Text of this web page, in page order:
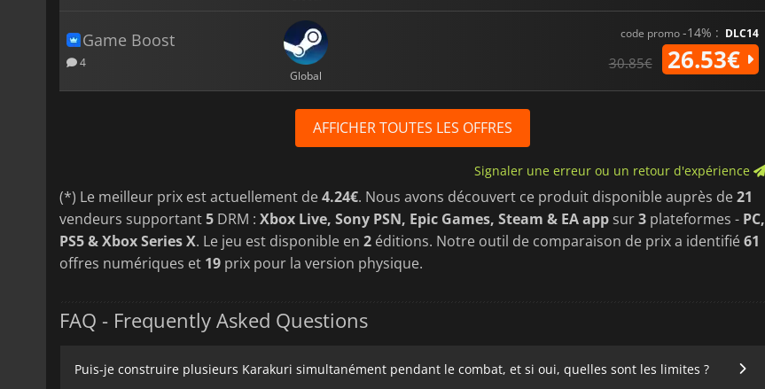
Game Boost
4
Global
code promo-14% : DLC14
30.85€ 26.53€
AFFICHER TOUTES LES OFFRES
Signaler une erreur ou un retour d'expérience
(*) Le meilleur prix est actuellement de4.24€. Nous avons découvert ce produit disponible auprès de21
vendeurs supportant5 DRM : Xbox Live, Sony PSN, Epic Games, Steam & EA app sur3 plateformes - PC,
PS5 & Xbox Series X. Le jeu est disponible en 2 éditions. Notre outil de comparaison de prix a identifié61
offres numériques et 19 prix pour la version physique.
FAQ - Frequently Asked Questions
Puis-je construire plusieurs Karakuri simultanément pendant le combat, et si oui, quelles sont les limites ?